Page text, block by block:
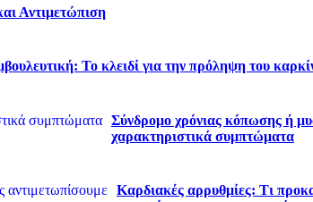
Αντιμετώπιση
Το κλειδί για την πρόληψη του
Σύνδρομο χρόνιας κόπωσης ή
χαρακτηριστικά συμπτώματα
Καρδιακές αρρυθμίες: Τι